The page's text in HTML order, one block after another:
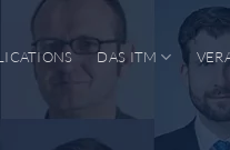
DAS ITM